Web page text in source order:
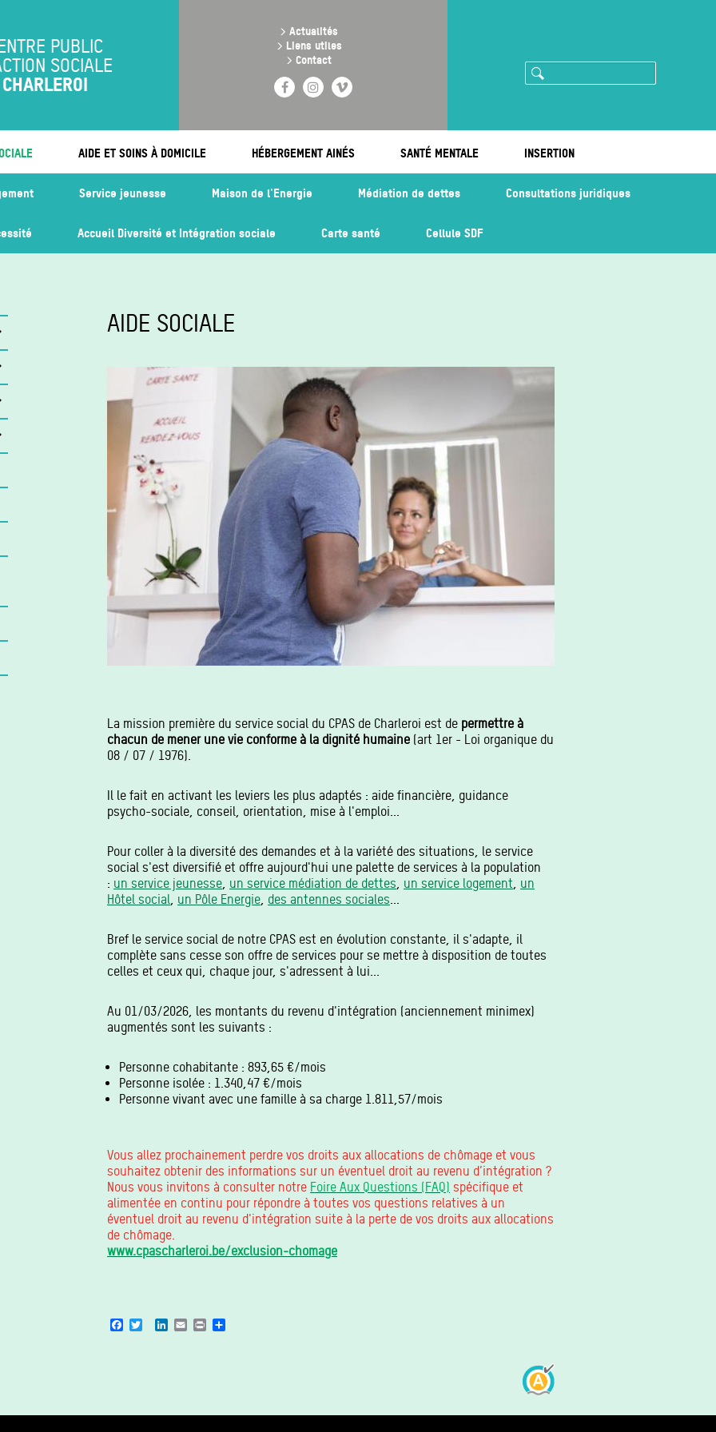
PUBLIC
SOCIALE
CHARLEROI
> Actualités
> Liens utiles
> Contact
FacebookInstagram
Vimeo
Rechercher
AIDE ET SOINS À DOMICILE HÉBERGEMENT AINÉS SANTÉ MENTALE INSERTION
Service jeunesse Maison de l'Energie Médiation de dettes Consultations juridiques
Accueil Diversité et Intégration sociale Carte santé Cellule SDF
AIDE SOCIALE
La mission première du service social du CPAS de Charleroi est de permettre à
chacun de mener une vie conforme à la dignité humaine (art 1er - Loi organique du
08 / 07 / 1976).
Il le fait en activant les leviers les plus adaptés : aide financière, guidance
psycho-sociale, conseil, orientation, mise à l'emploi...
Pour coller à la diversité des demandes et à la variété des situations, le service
social s'est diversifié et offre aujourd'hui une palette de services à la population
: un service jeunesse, un service médiation de dettes, un service logement, un
Hôtel social, un Pôle Energie, des antennes sociales...
Bref le service social de notre CPAS est en évolution constante, il s'adapte, il
complète sans cesse son offre de services pour se mettre à disposition de toutes
celles et ceux qui, chaque jour, s'adressent à lui...
Au 01/03/2026, les montants du revenu d'intégration (anciennement minimex)
augmentés sont les suivants :
Personne cohabitante : 893,65 €/mois
Personne isolée : 1.340,47 €/mois
Personne vivant avec une famille à sa charge 1.811,57/mois
Vous allez prochainement perdre vos droits aux allocations de chômage et vous
souhaitez obtenir des informations sur un éventuel droit au revenu d’intégration ?
Nous vous invitons à consulter notre Foire Aux Questions (FAQ) spécifique et
alimentée en continu pour répondre à toutes vos questions relatives à un
éventuel droit au revenu d'intégration suite à la perte de vos droits aux allocations
de chômage.
www.cpascharleroi.be/exclusion-chomage
Facebook
TwitterLinkedIn
EmailPrint